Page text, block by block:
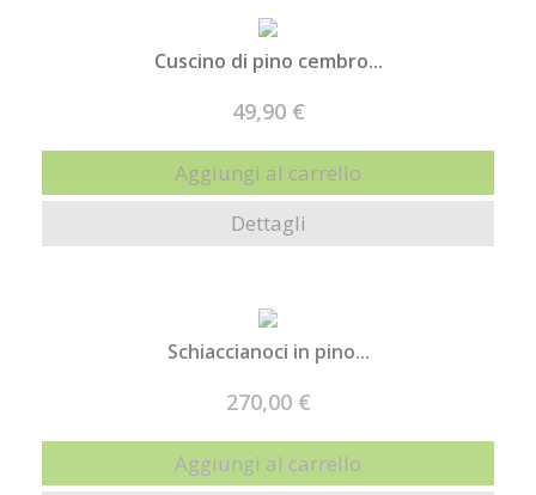
Cuscino di pino cembro...
49,90 €
Aggiungi al carrello
Dettagli
Schiaccianoci in pino...
270,00 €
Aggiungi al carrello